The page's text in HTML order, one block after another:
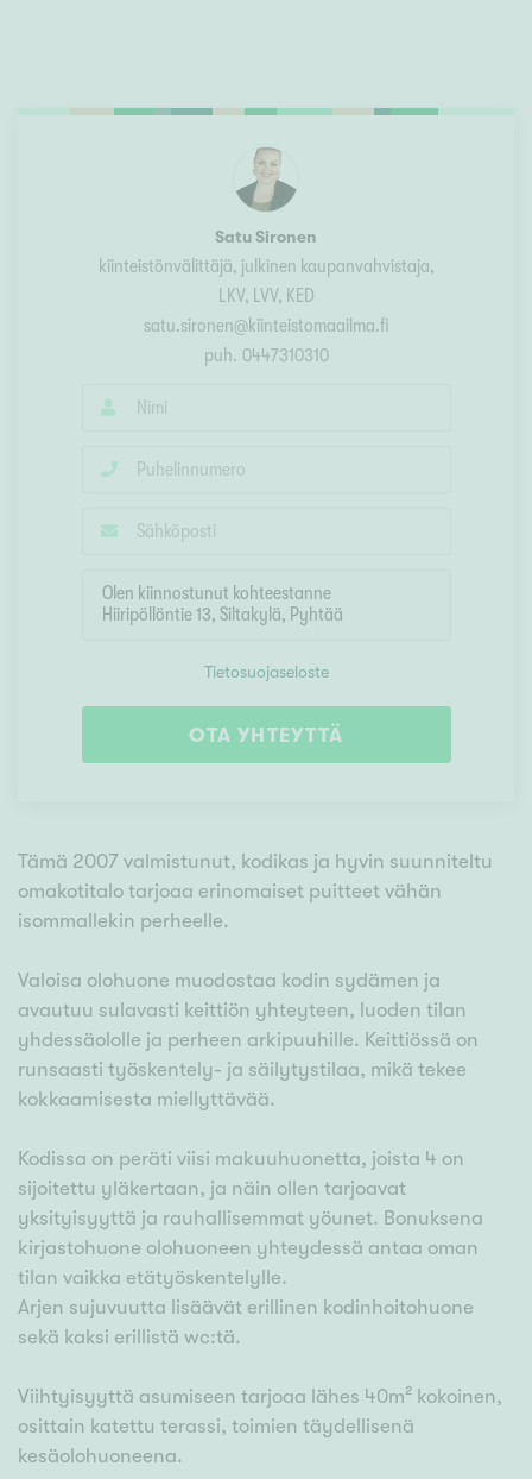
Satu Sironen
kiinteistönvälittäjä, julkinen kaupanvahvistaja,
LKV, LVV, KED
satu.sironen@kiinteistomaailma.fi
puh. 0447310310
Tietosuojaseloste
OTA YHTEYTTÄ
Tämä 2007 valmistunut, kodikas ja hyvin suunniteltu
omakotitalo tarjoaa erinomaiset puitteet vähän
isommallekin perheelle.
Valoisa olohuone muodostaa kodin sydämen ja
avautuu sulavasti keittiön yhteyteen, luoden tilan
yhdessäololle ja perheen arkipuuhille. Keittiössä on
runsaasti työskentely- ja säilytystilaa, mikä tekee
kokkaamisesta miellyttävää.
Kodissa on peräti viisi makuuhuonetta, joista 4 on
sijoitettu yläkertaan, ja näin ollen tarjoavat
yksityisyyttä ja rauhallisemmat yöunet. Bonuksena
kirjastohuone olohuoneen yhteydessä antaa oman
tilan vaikka etätyöskentelylle.
Arjen sujuvuutta lisäävät erillinen kodinhoitohuone
sekä kaksi erillistä wc:tä.
Viihtyisyyttä asumiseen tarjoaa lähes 40m² kokoinen,
osittain katettu terassi, toimien täydellisenä
kesäolohuoneena.